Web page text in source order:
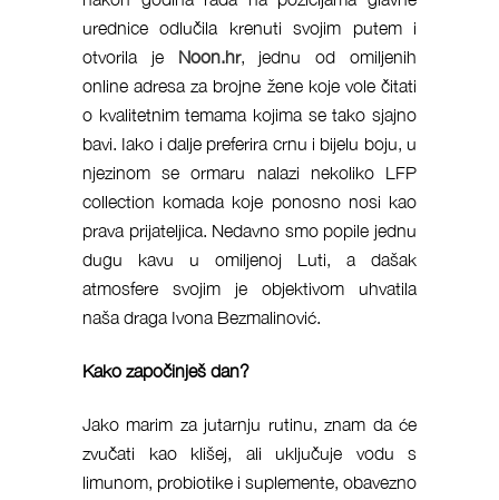
urednice odlučila krenuti svojim putem i
otvorila je Noon.hr, jednu od omiljenih
online adresa za brojne žene koje vole čitati
o kvalitetnim temama kojima se tako sjajno
bavi. Iako i dalje preferira crnu i bijelu boju, u
njezinom se ormaru nalazi nekoliko LFP
collection komada koje ponosno nosi kao
prava prijateljica. Nedavno smo popile jednu
dugu kavu u omiljenoj Luti, a dašak
atmosfere svojim je objektivom uhvatila
naša draga Ivona Bezmalinović.
Kako započinješ dan?
Jako marim za jutarnju rutinu, znam da će
zvučati kao klišej, ali uključuje vodu s
limunom, probiotike i suplemente, obavezno